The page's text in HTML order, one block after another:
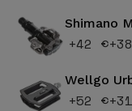
Shimano
+42 €
Wellgo
+52 €